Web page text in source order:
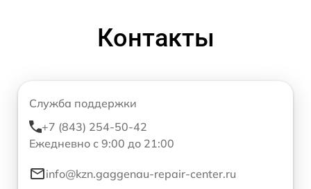
Контакты
Служба поддержки
+7 (843) 254-50-42
Ежедневно с 9:00 до 21:00
info@kzn.gaggenau-repair-center.ru